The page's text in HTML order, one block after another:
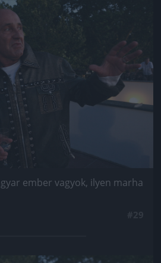
még kép!
ember vagyok, ilyen marha